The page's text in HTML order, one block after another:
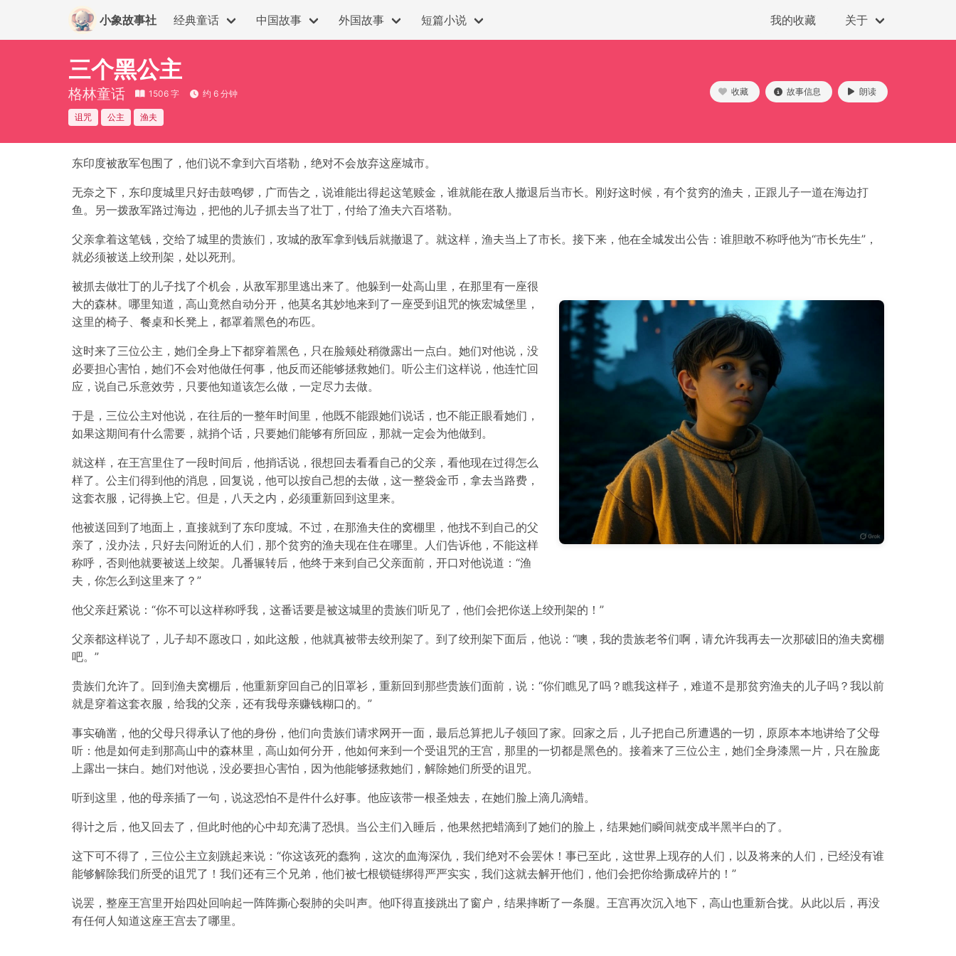
小象故事社 经典童话 中国故事 外国故事 短篇小说 我的收藏 关于
三个黑公主
格林童话 1506 字 约 6 分钟
诅咒 公主 渔夫
收藏 故事信息 朗读
东印度被敌军包围了，他们说不拿到六百塔勒，绝对不会放弃这座城市。
无奈之下，东印度城里只好击鼓鸣锣，广而告之，说谁能出得起这笔赎金，谁就能在敌人撤退后当市长。刚好这时候，有个贫穷的渔夫，正跟儿子一道在海边打
鱼。另一拨敌军路过海边，把他的儿子抓去当了壮丁，付给了渔夫六百塔勒。
父亲拿着这笔钱，交给了城里的贵族们，攻城的敌军拿到钱后就撤退了。就这样，渔夫当上了市长。接下来，他在全城发出公告：谁胆敢不称呼他为“市长先生”，
就必须被送上绞刑架，处以死刑。
被抓去做壮丁的儿子找了个机会，从敌军那里逃出来了。他躲到一处高山里，在那里有一座很
大的森林。哪里知道，高山竟然自动分开，他莫名其妙地来到了一座受到诅咒的恢宏城堡里，
这里的椅子、餐桌和长凳上，都罩着黑色的布匹。
这时来了三位公主，她们全身上下都穿着黑色，只在脸颊处稍微露出一点白。她们对他说，没
必要担心害怕，她们不会对他做任何事，他反而还能够拯救她们。听公主们这样说，他连忙回
应，说自己乐意效劳，只要他知道该怎么做，一定尽力去做。
于是，三位公主对他说，在往后的一整年时间里，他既不能跟她们说话，也不能正眼看她们，
如果这期间有什么需要，就捎个话，只要她们能够有所回应，那就一定会为他做到。
就这样，在王宫里住了一段时间后，他捎话说，很想回去看看自己的父亲，看他现在过得怎么
样了。公主们得到他的消息，回复说，他可以按自己想的去做，这一整袋金币，拿去当路费，
这套衣服，记得换上它。但是，八天之内，必须重新回到这里来。
他被送回到了地面上，直接就到了东印度城。不过，在那渔夫住的窝棚里，他找不到自己的父
亲了，没办法，只好去问附近的人们，那个贫穷的渔夫现在住在哪里。人们告诉他，不能这样
称呼，否则他就要被送上绞架。几番辗转后，他终于来到自己父亲面前，开口对他说道：“渔
夫，你怎么到这里来了？”
他父亲赶紧说：“你不可以这样称呼我，这番话要是被这城里的贵族们听见了，他们会把你送上绞刑架的！”
父亲都这样说了，儿子却不愿改口，如此这般，他就真被带去绞刑架了。到了绞刑架下面后，他说：“噢，我的贵族老爷们啊，请允许我再去一次那破旧的渔夫窝棚
吧。”
贵族们允许了。回到渔夫窝棚后，他重新穿回自己的旧罩衫，重新回到那些贵族们面前，说：“你们瞧见了吗？瞧我这样子，难道不是那贫穷渔夫的儿子吗？我以前
就是穿着这套衣服，给我的父亲，还有我母亲赚钱糊口的。”
事实确凿，他的父母只得承认了他的身份，他们向贵族们请求网开一面，最后总算把儿子领回了家。回家之后，儿子把自己所遭遇的一切，原原本本地讲给了父母
听：他是如何走到那高山中的森林里，高山如何分开，他如何来到一个受诅咒的王宫，那里的一切都是黑色的。接着来了三位公主，她们全身漆黑一片，只在脸庞
上露出一抹白。她们对他说，没必要担心害怕，因为他能够拯救她们，解除她们所受的诅咒。
听到这里，他的母亲插了一句，说这恐怕不是件什么好事。他应该带一根圣烛去，在她们脸上滴几滴蜡。
得计之后，他又回去了，但此时他的心中却充满了恐惧。当公主们入睡后，他果然把蜡滴到了她们的脸上，结果她们瞬间就变成半黑半白的了。
这下可不得了，三位公主立刻跳起来说：“你这该死的蠢狗，这次的血海深仇，我们绝对不会罢休！事已至此，这世界上现存的人们，以及将来的人们，已经没有谁
能够解除我们所受的诅咒了！我们还有三个兄弟，他们被七根锁链绑得严严实实，我们这就去解开他们，他们会把你给撕成碎片的！”
说罢，整座王宫里开始四处回响起一阵阵撕心裂肺的尖叫声。他吓得直接跳出了窗户，结果摔断了一条腿。王宫再次沉入地下，高山也重新合拢。从此以后，再没
有任何人知道这座王宫去了哪里。